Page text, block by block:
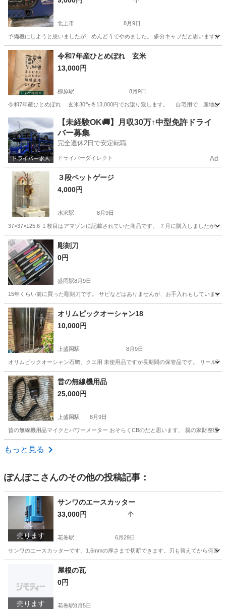
北上市 8月9日
予備機にしようと思いましたが、めんどうでやめました。 多分キャブだと思います
岩手 北上市 その他
令和7年産ひとめぼれ 玄米
13,000円
柳原駅 8月9日
令和7年産ひとめぼれ 玄米30㌔を13,000円でお譲り致します。 自宅用で、産地は遠
北上市 柳原駅 その他 玄米
【未経験OK🚚】月収30万↑中型免許ドライ
バー募集
完全週休2日で安定転職
ドライバーダイレクト Ad
３段ペットゲージ
4,000円
水沢駅 8月9日
37×37×125.6 １枚目はアマゾンに記載されていた商品です。 ７月に購入しましたが
岩手 奥州市 水沢駅
彫刻刀
0円
盛岡駅8月9日
15年くらい前に買った彫刻刀です。 サビなどはありませんが、お手入れもしていま
岩手 盛岡市 盛岡駅 その他
オリムピックオーシャン18
10,000円
上盛岡駅 8月9日
オリムピックオーシャン石鯛、クエ用 未使用品ですが長期間の保管品です。 リール
岩手 盛岡市 上盛岡駅 その他
昔の無線機用品
25,000円
上盛岡駅 8月9日
昔の無線機用品マイクとパワーメーター おそらくCBのだと思います。 親の家財整理
岩手 盛岡市
もっと見る
ぽんぽこ さんのその他の投稿記事：
売ります
サンワのエースカッター
33,000円
花巻駅 6月29日
サンワのエースカッターです。1.6mmの厚さまで切断できます。刃も替えてから何回
花巻駅
売ります
屋根の瓦
0円
花巻駅8月5日